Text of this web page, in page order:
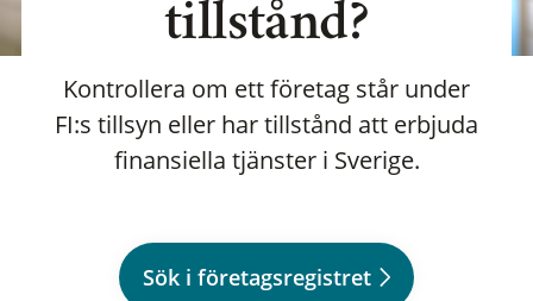
tillstånd?
Kontrollera om ett företag står under
FI:s tillsyn eller har tillstånd att erbjuda
finansiella tjänster i Sverige.
Sök i företagsregistret